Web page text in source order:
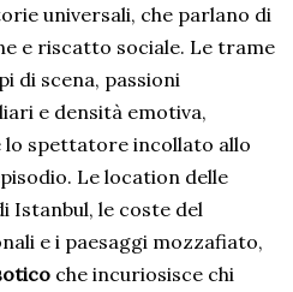
universali, che parlano di
e riscatto sociale. Le trame
di scena, passioni
e densità emotiva,
lo spettatore incollato allo
Le location delle
Istanbul, le coste del
e i paesaggi mozzafiato,
che incuriosisce chi